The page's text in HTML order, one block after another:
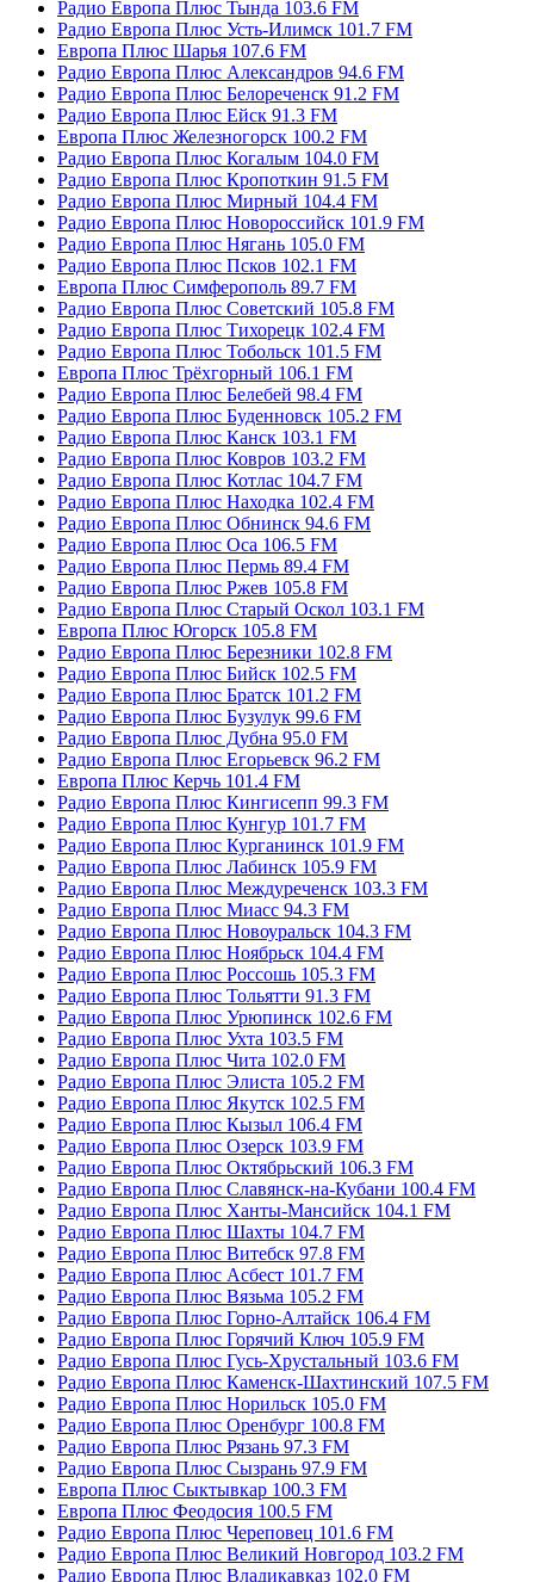
Радио Европа Плюс Тында 103.6 FM
Радио Европа Плюс Усть-Илимск 101.7 FM
Европа Плюс Шарья 107.6 FM
Радио Европа Плюс Александров 94.6 FM
Радио Европа Плюс Белореченск 91.2 FM
Радио Европа Плюс Ейск 91.3 FM
Европа Плюс Железногорск 100.2 FM
Радио Европа Плюс Когалым 104.0 FM
Радио Европа Плюс Кропоткин 91.5 FM
Радио Европа Плюс Мирный 104.4 FM
Радио Европа Плюс Новороссийск 101.9 FM
Радио Европа Плюс Нягань 105.0 FM
Радио Европа Плюс Псков 102.1 FM
Европа Плюс Симферополь 89.7 FM
Радио Европа Плюс Советский 105.8 FM
Радио Европа Плюс Тихорецк 102.4 FM
Радио Европа Плюс Тобольск 101.5 FM
Европа Плюс Трёхгорный 106.1 FM
Радио Европа Плюс Белебей 98.4 FM
Радио Европа Плюс Буденновск 105.2 FM
Радио Европа Плюс Канск 103.1 FM
Радио Европа Плюс Ковров 103.2 FM
Радио Европа Плюс Котлас 104.7 FM
Радио Европа Плюс Находка 102.4 FM
Радио Европа Плюс Обнинск 94.6 FM
Радио Европа Плюс Оса 106.5 FM
Радио Европа Плюс Пермь 89.4 FM
Радио Европа Плюс Ржев 105.8 FM
Радио Европа Плюс Старый Оскол 103.1 FM
Европа Плюс Югорск 105.8 FM
Радио Европа Плюс Березники 102.8 FM
Радио Европа Плюс Бийск 102.5 FM
Радио Европа Плюс Братск 101.2 FM
Радио Европа Плюс Бузулук 99.6 FM
Радио Европа Плюс Дубна 95.0 FM
Радио Европа Плюс Егорьевск 96.2 FM
Европа Плюс Керчь 101.4 FM
Радио Европа Плюс Кингисепп 99.3 FM
Радио Европа Плюс Кунгур 101.7 FM
Радио Европа Плюс Курганинск 101.9 FM
Радио Европа Плюс Лабинск 105.9 FM
Радио Европа Плюс Междуреченск 103.3 FM
Радио Европа Плюс Миасс 94.3 FM
Радио Европа Плюс Новоуральск 104.3 FM
Радио Европа Плюс Ноябрьск 104.4 FM
Радио Европа Плюс Россошь 105.3 FM
Радио Европа Плюс Тольятти 91.3 FM
Радио Европа Плюс Урюпинск 102.6 FM
Радио Европа Плюс Ухта 103.5 FM
Радио Европа Плюс Чита 102.0 FM
Радио Европа Плюс Элиста 105.2 FM
Радио Европа Плюс Якутск 102.5 FM
Радио Европа Плюс Кызыл 106.4 FM
Радио Европа Плюс Озерск 103.9 FM
Радио Европа Плюс Октябрьский 106.3 FM
Радио Европа Плюс Славянск-на-Кубани 100.4 FM
Радио Европа Плюс Ханты-Мансийск 104.1 FM
Радио Европа Плюс Шахты 104.7 FM
Радио Европа Плюс Витебск 97.8 FM
Радио Европа Плюс Асбест 101.7 FM
Радио Европа Плюс Вязьма 105.2 FM
Радио Европа Плюс Горно-Алтайск 106.4 FM
Радио Европа Плюс Горячий Ключ 105.9 FM
Радио Европа Плюс Гусь-Хрустальный 103.6 FM
Радио Европа Плюс Каменск-Шахтинский 107.5 FM
Радио Европа Плюс Норильск 105.0 FM
Радио Европа Плюс Оренбург 100.8 FM
Радио Европа Плюс Рязань 97.3 FM
Радио Европа Плюс Сызрань 97.9 FM
Европа Плюс Сыктывкар 100.3 FM
Европа Плюс Феодосия 100.5 FM
Радио Европа Плюс Череповец 101.6 FM
Радио Европа Плюс Великий Новгород 103.2 FM
Радио Европа Плюс Владикавказ 102.0 FM